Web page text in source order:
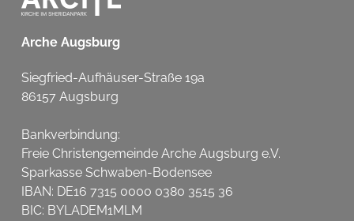
Arche Augsburg
Siegfried-Aufhäuser-Straße 19a
86157 Augsburg
Bankverbindung:
Freie Christengemeinde Arche Augsburg e.V.
Sparkasse Schwaben-Bodensee
IBAN: DE16 7315 0000 0380 3515 36
BIC: BYLADEM1MLM